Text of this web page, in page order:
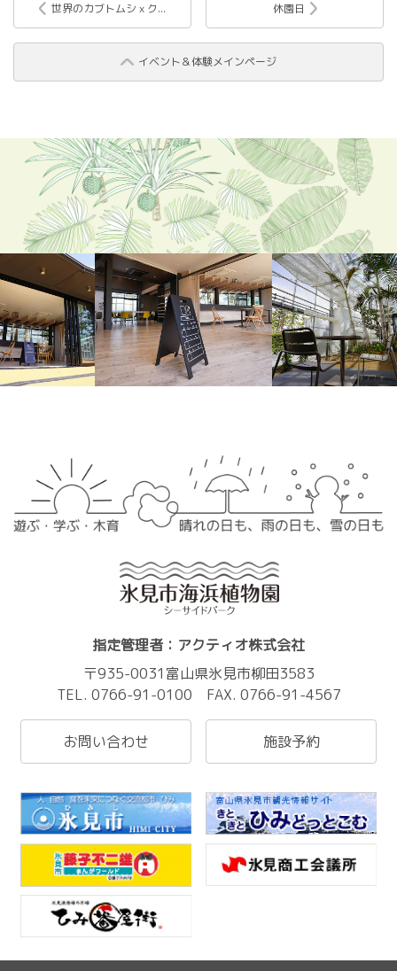
世界のカブトムシｘク...
イベント＆体験メインページ
休園日
指定管理者：アクティオ株式会社
〒935-0031富山県氷見市柳田3583
TEL. 0766-91-0100 FAX. 0766-91-4567
お問い合わせ 施設予約